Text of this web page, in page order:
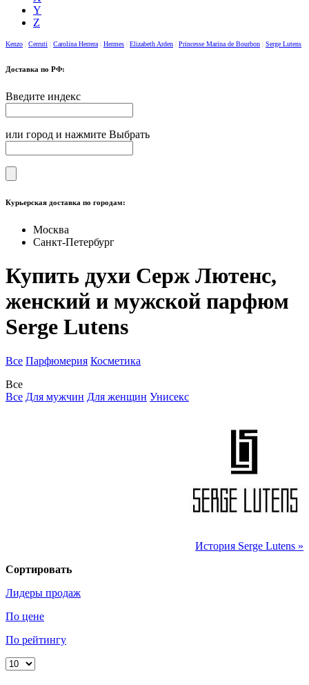
Y
Z
Kenzo Cerruti Carolina Herrera Hermes Elizabeth Arden Princesse Marina de Bourbon Serge Lutens
Доставка по РФ:
Введите индекс
или город и нажмите Выбрать
Курьерская доставка по городам:
Москва
Санкт-Петербург
Купить духи Серж Лютенс,
женский и мужской парфюм
Serge Lutens
Все Парфюмерия Косметика
Все
Все Для мужчин Для женщин Унисекс
История Serge Lutens »
Сортировать
Лидеры продаж
По цене
По рейтингу